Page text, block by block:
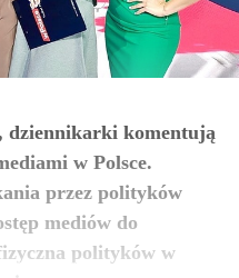
dziennikarki komentują
w Polsce.
przez polityków
mediów do
polityków w
więcej